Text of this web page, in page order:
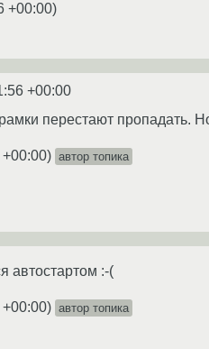
+00:00)
+00:00
перестают пропадать.
) автор топика
автостартом :-(
) автор топика